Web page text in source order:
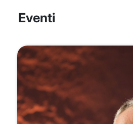
Eventi